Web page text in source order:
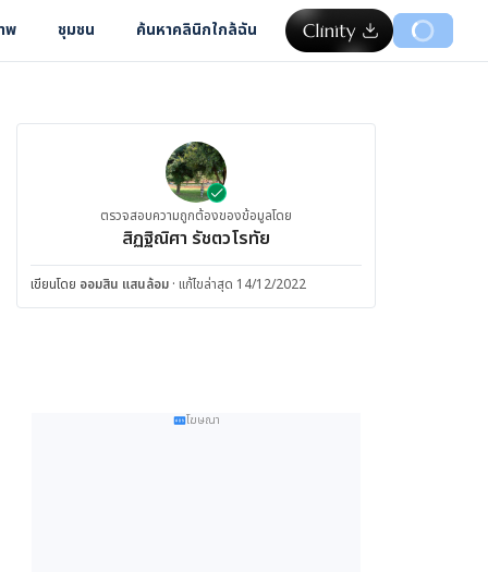
พ ชุมชน ค้นหาคลินิกใกล้ฉัน
ตรวจสอบความถูกต้องของข้อมูลโดย
สิฏฐิณิศา รัชตวโรทัย
เขียนโดย ออมสิน แสนล้อม · แก้ไขล่าสุด 14/12/2022
โฆษณา